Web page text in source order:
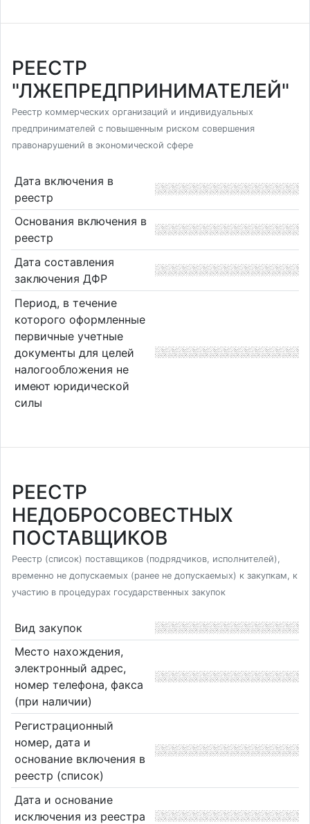
РЕЕСТР
"ЛЖЕПРЕДПРИНИМАТЕЛЕЙ"
Реестр коммерческих организаций и индивидуальных
предпринимателей с повышенным риском совершения
правонарушений в экономической сфере
Дата включения в
реестр
Основания включения в
реестр
Дата составления
заключения ДФР
Период, в течение
которого оформленные
первичные учетные
документы для целей
налогообложения не
имеют юридической
силы
РЕЕСТР
НЕДОБРОСОВЕСТНЫХ
ПОСТАВЩИКОВ
Реестр (список) поставщиков (подрядчиков, исполнителей),
временно не допускаемых (ранее не допускаемых) к закупкам, к
участию в процедурах государственных закупок
Вид закупок
Место нахождения,
электронный адрес,
номер телефона, факса
(при наличии)
Регистрационный
номер, дата и
основание включения в
реестр (список)
Дата и основание
исключения из реестра